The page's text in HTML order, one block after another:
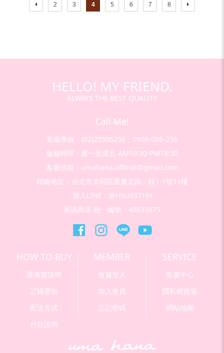
2 3 4 5 6 7 8
HELLO! MY FRIEND.
ALWAYS THE BEST QUALITY
Call Me!
客服專線：(02)25506256；0906-086-256
服務時間：週一至週五 AM10:30-PM18:30
客服信箱：umahana.official@gmail.com
聯絡地址：台北市大同區重慶北路ㄧ段1-1號11樓
加入LINE：@rmu0371m
萊瑪商店 統一編號：48833875
HOW TO BUY
退換貨說明
訂購需知
配送方式
付款說明
MEMBER
會員登入
加入會員
忘記密碼
SERVICE
客服中心
隱私權政策
網站地圖